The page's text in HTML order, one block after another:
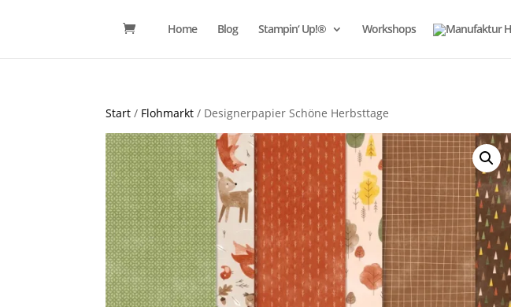
Home Blog Stampin‘ Up!® Workshops
Start / Flohmarkt / Designerpapier Schöne Herbsttage